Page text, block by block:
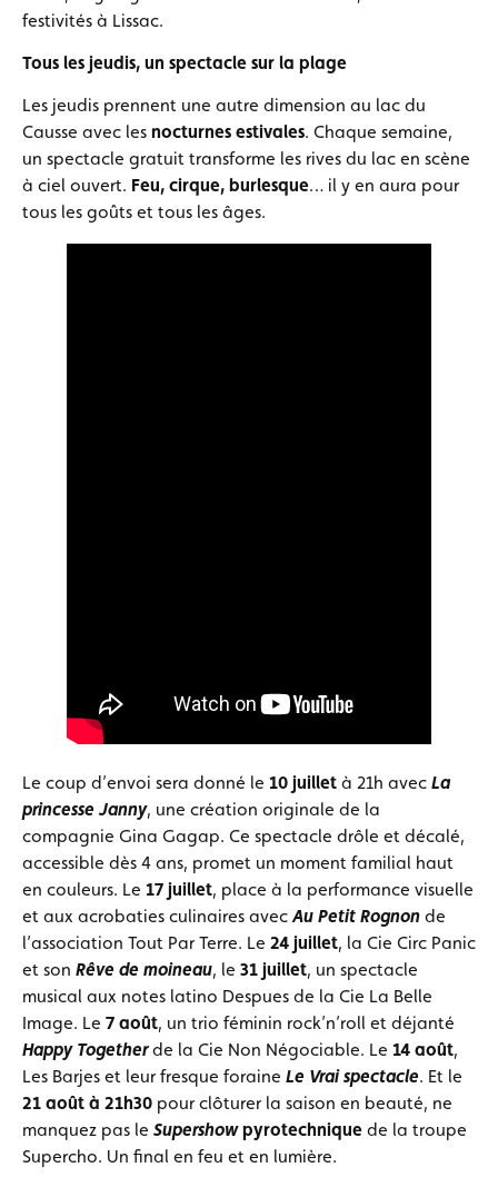
festivités à Lissac.
Tous les jeudis, un spectacle sur la plage
Les jeudis prennent une autre dimension au lac du
Causse avec les nocturnes estivales. Chaque semaine,
un spectacle gratuit transforme les rives du lac en scène
à ciel ouvert. Feu, cirque, burlesque… il y en aura pour
tous les goûts et tous les âges.
Le coup d’envoi sera donné le 10 juillet à 21h avec La
princesse Janny, une création originale de la
compagnie Gina Gagap. Ce spectacle drôle et décalé,
accessible dès 4 ans, promet un moment familial haut
en couleurs. Le 17 juillet, place à la performance visuelle
et aux acrobaties culinaires avecAu Petit Rognon de
l’association Tout Par Terre. Le 24 juillet, la Cie Circ Panic
et son Rêve de moineau, le 31 juillet, un spectacle
musical aux notes latino Despues de la Cie La Belle
Image. Le 7 août, un trio féminin rock’n’roll et déjanté
Happy Togetherde la Cie Non Négociable. Le 14 août,
Les Barjes et leur fresque foraine Le Vrai spectacle. Et le
21 août à 21h30 pour clôturer la saison en beauté, ne
manquez pas le Supershowpyrotechnique de la troupe
Supercho. Un final en feu et en lumière.